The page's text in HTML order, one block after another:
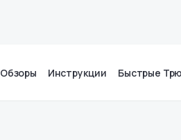
Обзоры Инструкции Быстрые